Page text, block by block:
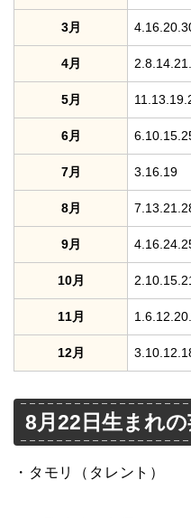
3月
4月
5月
6月
7月 3.16.19
8月
9月
10月
11月
12月
8月22日生まれ
・タモリ（タレント）